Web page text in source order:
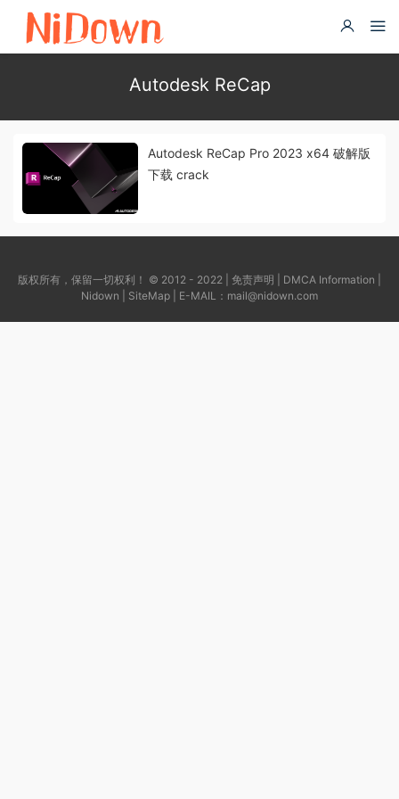
Autodesk ReCap
Autodesk ReCap Pro 2023 x64 破解版
下载 crack
版权所有，保留一切权利！ © 2012 - 2022 | 免责声明 DMCA Information
Nidown
SiteMap | E-MAIL： mail@nidown.com